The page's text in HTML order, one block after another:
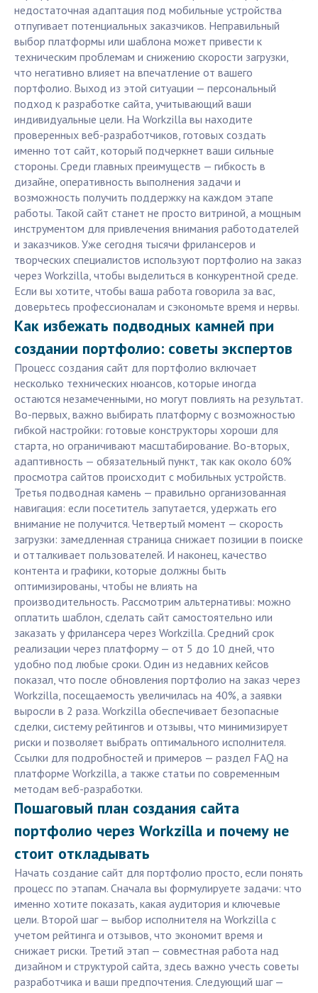
недостаточная адаптация под мобильные устройства
отпугивает потенциальных заказчиков. Неправильный
выбор платформы или шаблона может привести к
техническим проблемам и снижению скорости загрузки,
что негативно влияет на впечатление от вашего
портфолио. Выход из этой ситуации — персональный
подход к разработке сайта, учитывающий ваши
индивидуальные цели. На Workzilla вы находите
проверенных веб-разработчиков, готовых создать
именно тот сайт, который подчеркнет ваши сильные
стороны. Среди главных преимуществ — гибкость в
дизайне, оперативность выполнения задачи и
возможность получить поддержку на каждом этапе
работы. Такой сайт станет не просто витриной, а мощным
инструментом для привлечения внимания работодателей
и заказчиков. Уже сегодня тысячи фрилансеров и
творческих специалистов используют портфолио на заказ
через Workzilla, чтобы выделиться в конкурентной среде.
Если вы хотите, чтобы ваша работа говорила за вас,
доверьтесь профессионалам и сэкономьте время и нервы.
Как избежать подводных камней при
создании портфолио: советы экспертов
Процесс создания сайт для портфолио включает
несколько технических нюансов, которые иногда
остаются незамеченными, но могут повлиять на результат.
Во-первых, важно выбирать платформу с возможностью
гибкой настройки: готовые конструкторы хороши для
старта, но ограничивают масштабирование. Во-вторых,
адаптивность — обязательный пункт, так как около 60%
просмотра сайтов происходит с мобильных устройств.
Третья подводная камень — правильно организованная
навигация: если посетитель запутается, удержать его
внимание не получится. Четвертый момент — скорость
загрузки: замедленная страница снижает позиции в поиске
и отталкивает пользователей. И наконец, качество
контента и графики, которые должны быть
оптимизированы, чтобы не влиять на
производительность. Рассмотрим альтернативы: можно
оплатить шаблон, сделать сайт самостоятельно или
заказать у фрилансера через Workzilla. Средний срок
реализации через платформу — от 5 до 10 дней, что
удобно под любые сроки. Один из недавних кейсов
показал, что после обновления портфолио на заказ через
Workzilla, посещаемость увеличилась на 40%, а заявки
выросли в 2 раза. Workzilla обеспечивает безопасные
сделки, систему рейтингов и отзывы, что минимизирует
риски и позволяет выбрать оптимального исполнителя.
Ссылки для подробностей и примеров — раздел FAQ на
платформе Workzilla, а также статьи по современным
методам веб-разработки.
Пошаговый план создания сайта
портфолио через Workzilla и почему не
стоит откладывать
Начать создание сайт для портфолио просто, если понять
процесс по этапам. Сначала вы формулируете задачи: что
именно хотите показать, какая аудитория и ключевые
цели. Второй шаг — выбор исполнителя на Workzilla с
учетом рейтинга и отзывов, что экономит время и
снижает риски. Третий этап — совместная работа над
дизайном и структурой сайта, здесь важно учесть советы
разработчика и ваши предпочтения. Следующий шаг —